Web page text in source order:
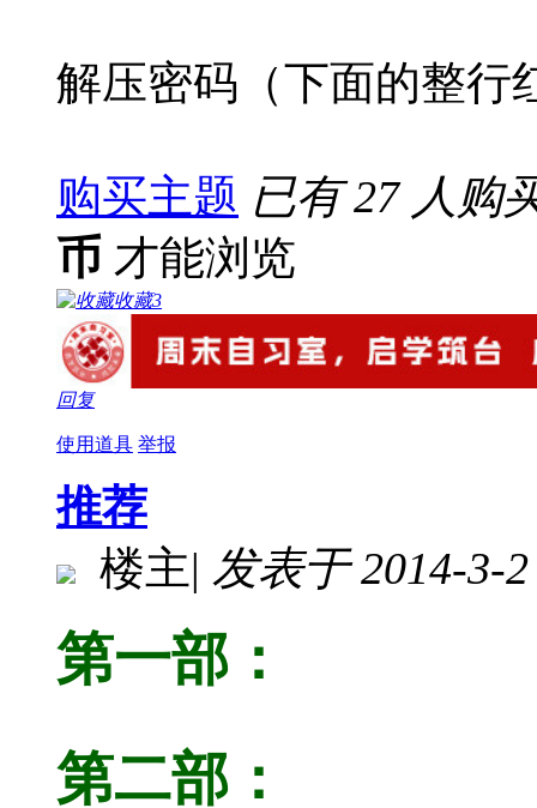
解压密码（下面的整行
购买主题 已有 27 人购
币 才能浏览
收藏3
回复
使用道具 举报
推荐
楼主| 发表于 2014-3-
第一部：
第二部：